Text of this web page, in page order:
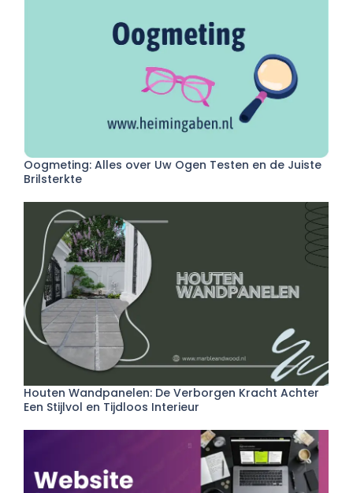
Oogmeting: Alles over Uw Ogen Testen en de Juiste
Brilsterkte
Houten Wandpanelen: De Verborgen Kracht Achter
Een Stijlvol en Tijdloos Interieur